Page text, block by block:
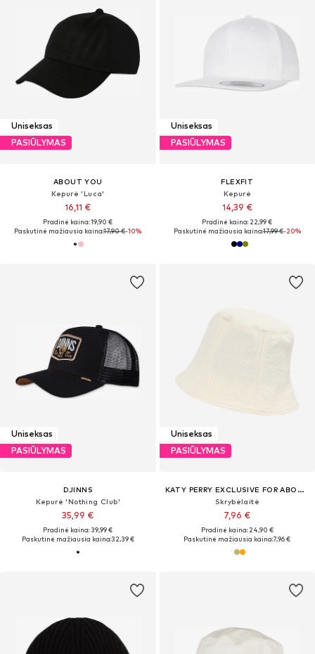
Uniseksas
PASIŪLYMAS
ABOUT YOU
Kepurė 'Luca'
16,11 €
Pradinė kaina: 19,90 €
Paskutinė mažiausia kaina:17,90 €-10%
Uniseksas
PASIŪLYMAS
FLEXFIT
Kepurė
14,39 €
Pradinė kaina: 22,99 €
Paskutinė mažiausia kaina:17,99 €-20%
Uniseksas
PASIŪLYMAS
DJINNS
Kepurė 'Nothing Club'
35,99 €
Pradinė kaina: 39,99 €
Paskutinė mažiausia kaina:32,39 €
Uniseksas
PASIŪLYMAS
KATY PERRY EXCLUSIVE FOR ABOUT YOU
Skrybėlaitė
7,96 €
Pradinė kaina: 24,90 €
Paskutinė mažiausia kaina:7,96 €